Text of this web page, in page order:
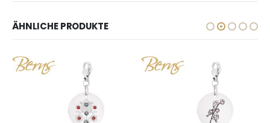
ÄHNLICHE PRODUKTE